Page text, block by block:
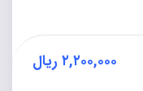
۲,۲۰۰,۰۰۰ ریال